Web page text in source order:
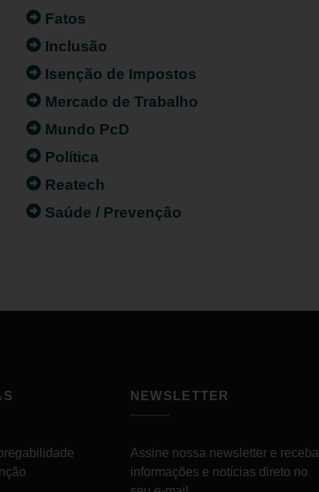
Fatos
Inclusão
Isenção de Impostos
Mercado de Trabalho
Mundo PcD
Política
Reatech
Saúde / Prevenção
NEWSLETTER
Assine nossa newsletter e receba
informações e notícias direto no